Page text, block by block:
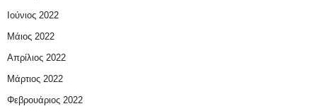
Ιούνιος 2022
Μάιος 2022
Απρίλιος 2022
Μάρτιος 2022
Φεβρουάριος 2022